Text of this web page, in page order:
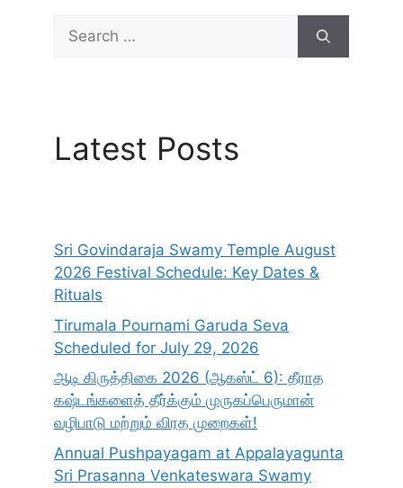
Search
for:
Latest Posts
Sri Govindaraja Swamy Temple August
2026 Festival Schedule: Key Dates &
Rituals
Tirumala Pournami Garuda Seva
Scheduled for July 29, 2026
ஆடி கிருத்திகை 2026 (ஆகஸ்ட் 6): தீராத
கஷ்டங்களைத் தீர்க்கும் முருகப்பெருமான்
வழிபாடு மற்றும் விரத முறைகள்!
Annual Pushpayagam at Appalayagunta
Sri Prasanna Venkateswara Swamy